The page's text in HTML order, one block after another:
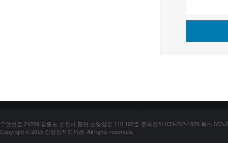
우편번호 24209 강원도 춘천시 동면 소양강로 110 102호 문의전화 033-262-1920 팩스 033-
Copyright © 2015 강원점자도서관. All rights reserved.